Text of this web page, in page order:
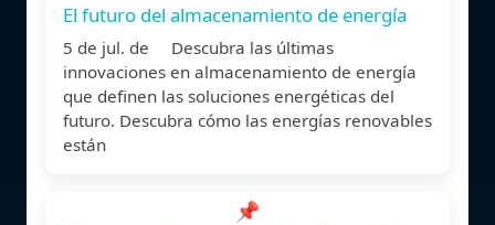
El futuro del almacenamiento de energía
5 de jul. de Descubra las últimas
innovaciones en almacenamiento de energía
que definen las soluciones energéticas del
futuro. Descubra cómo las energías renovables
están
📌